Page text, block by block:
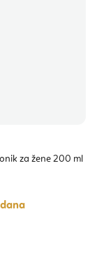
za žene 200 ml